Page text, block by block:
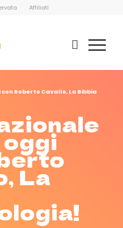
Affiliati
Roberto Cavallo, La Bibbia
oggi
La